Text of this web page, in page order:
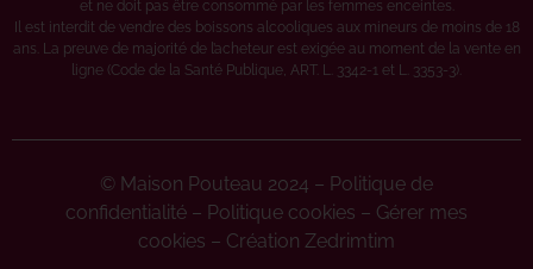
et ne doit pas être consommé par les femmes enceintes.
Il est interdit de vendre des boissons alcooliques aux mineurs de moins de 18
ans. La preuve de majorité de l’acheteur est exigée au moment de la vente en
ligne (Code de la Santé Publique, ART. L. 3342-1 et L. 3353-3).
© Maison Pouteau 2024 – Politique de
confidentialité– Politique cookies – Gérer mes
cookies – Création Zedrimtim